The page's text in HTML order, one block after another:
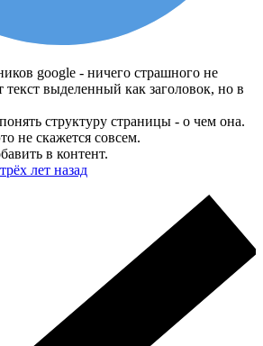
google - ничего страшного не
текст выделенный как заголовок, но в
структуру страницы - о чем она.
не скажется совсем.
в контент.
лет назад